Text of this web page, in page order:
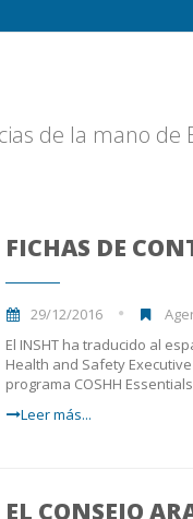
de la mano de
FICHAS DE
29/12/2016
El INSHT ha traducido al
Health and Safety
programa COSHH
Leer más...
EL CONSEJO